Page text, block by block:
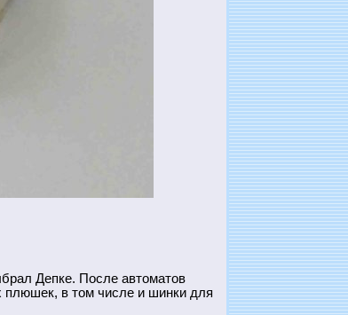
Депке. После автоматов
плюшек, в том числе и шинки для